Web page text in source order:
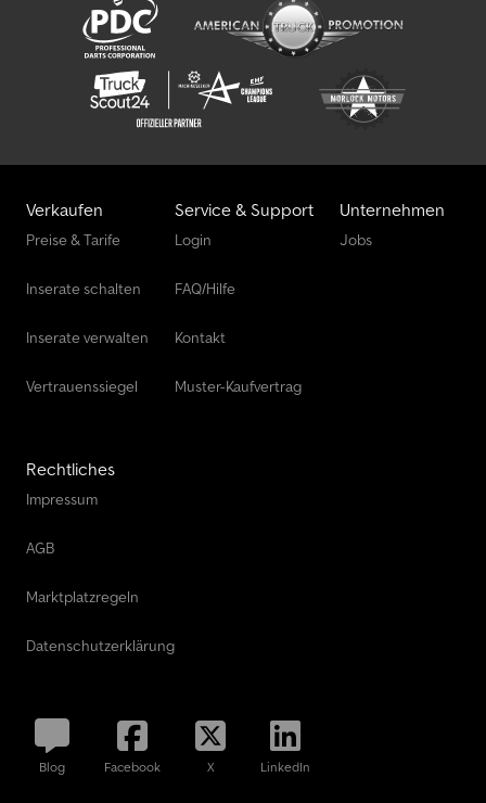
Verkaufen
Preise & Tarife
Inserate schalten
Inserate verwalten
Vertrauenssiegel
Service & Support
Login
FAQ/Hilfe
Kontakt
Muster-Kaufvertrag
Unternehmen
Jobs
Rechtliches
Impressum
AGB
Marktplatzregeln
Datenschutzerklärung
Blog Facebook X LinkedIn